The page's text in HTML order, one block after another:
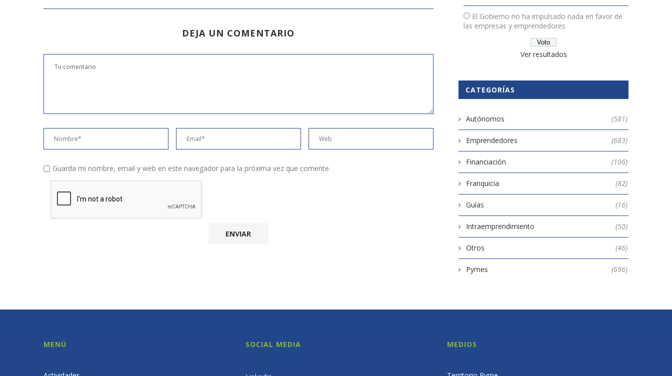
DEJA UN COMENTARIO
Guarda mi nombre, email y web en este navegador para la próxima vez que comente.
El Gobierno no ha impulsado nada en favor de
las empresas y emprendedores
Ver resultados
CATEGORÍAS
Autónomos (581)
Emprendedores (683)
Financiación (106)
Franquicia (82)
Guías (16)
Intraemprendimiento (50)
Otros (46)
Pymes (696)
MENÚ SOCIAL MEDIA MEDIOS